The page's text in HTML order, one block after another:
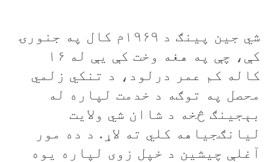
شي جين پينګ د ۱۹۶۹م کال په جنورۍ
کې، چې په هغه وخت کې يې له ۱۶
کاله کم عمر درلود، د تنکي زلمي
محصل په توګه د خدمت لپاره له
بېجينګ څخه د شاان شي ولايت
ليانګجياهه کلي ته لاړ. د ده مور
آغلې چيشين د خپل زوی لپاره يوه